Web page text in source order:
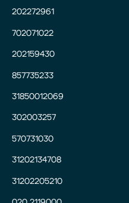
202272961
702071022
202159430
857735233
31850012069
302003257
570731030
31202134708
31202205210